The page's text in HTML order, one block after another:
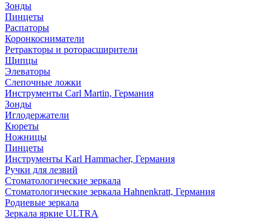
Зонды
Пинцеты
Распаторы
Коронкосниматели
Ретракторы и роторасширители
Щипцы
Элеваторы
Слепочные ложки
Инструменты Carl Martin, Германия
Зонды
Иглодержатели
Кюреты
Ножницы
Пинцеты
Инструменты Karl Hammacher, Германия
Ручки для лезвий
Стоматологические зеркала
Стоматологические зеркала Hahnenkratt, Германия
Родиевые зеркала
Зеркала яркие ULTRA